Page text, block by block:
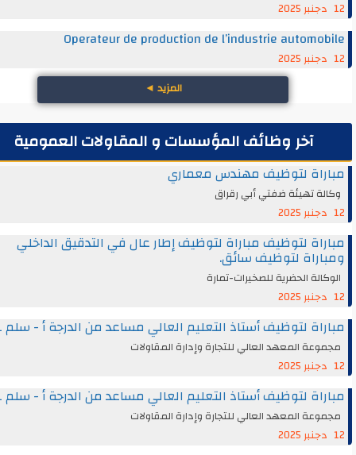
Operateur de production de l’industrie
◄
آخر وظائف المؤسسات و المقاولات العمومية
لتوظيف مهندس معماري
تهيئة ضفتي أبي رقراق
لتوظيف مباراة لتوظيف إطار عال في التدقيق الداخلي
لتوظيف سائق.
الحضرية للصخيرات-تمارة
لتوظيف أستاذ التعليم العالي مساعد من الدرجة أ - سلم 11
المعهد العالي للتجارة وإدارة المقاولات
لتوظيف أستاذ التعليم العالي مساعد من الدرجة أ - سلم 11
المعهد العالي للتجارة وإدارة المقاولات